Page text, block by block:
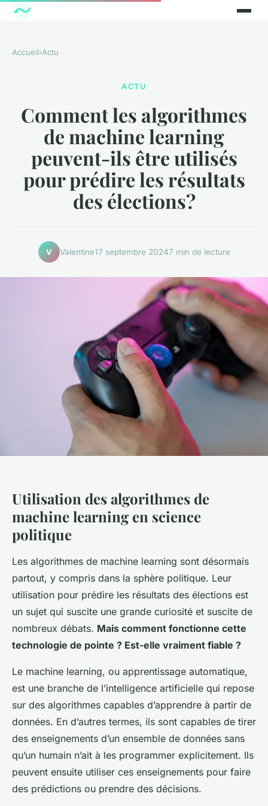
Accueil›Actu
ACTU
Comment les algorithmes
de machine learning
peuvent-ils être utilisés
pour prédire les résultats
des élections?
V Valentine17 septembre 20247 min de lecture
Utilisation des algorithmes de
machine learning en science
politique
Les algorithmes de machine learning sont désormais
partout, y compris dans la sphère politique. Leur
utilisation pour prédire les résultats des élections est
un sujet qui suscite une grande curiosité et suscite de
nombreux débats. Mais comment fonctionne cette
technologie de pointe ? Est-elle vraiment fiable ?
Le machine learning, ou apprentissage automatique,
est une branche de l’intelligence artificielle qui repose
sur des algorithmes capables d’apprendre à partir de
données. En d’autres termes, ils sont capables de tirer
des enseignements d’un ensemble de données sans
qu’un humain n’ait à les programmer explicitement. Ils
peuvent ensuite utiliser ces enseignements pour faire
des prédictions ou prendre des décisions.